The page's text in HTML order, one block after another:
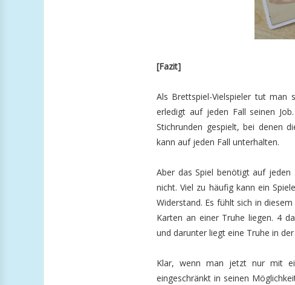
[Fazit]
Als Brettspiel-Vielspieler tut man
erledigt auf jeden Fall seinen
Stichrunden gespielt, bei denen
kann auf jeden Fall unterhalten.
Aber das Spiel benötigt auf
nicht. Viel zu häufig kann ein
Widerstand. Es fühlt sich in
Karten an einer Truhe liegen. 4
und darunter liegt eine Truhe in
Klar, wenn man jetzt nur mit
eingeschränkt in seinen